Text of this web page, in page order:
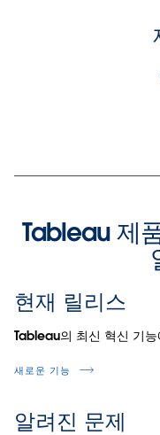
Tableau 제
현재 릴리스
Tableau의 최신 혁신 기
새로운 기능
알려진 문제